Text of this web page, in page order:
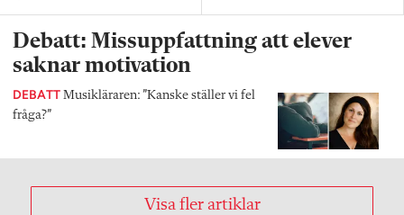
Debatt: Missuppfattning att elever
saknar motivation
DEBATT Musikläraren: ”Kanske ställer vi fel
fråga?”
Visa fler artiklar